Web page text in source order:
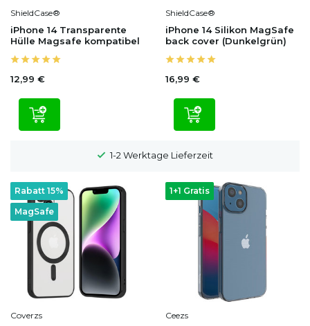
ShieldCase®
iPhone 14 Transparente
Hülle Magsafe kompatibel
12,99 €
ShieldCase®
iPhone 14 Silikon MagSafe
back cover (Dunkelgrün)
16,99 €
100 Tage Widerrufsrecht
MagSafe
Rabatt 15%
Coverzs
1+1 Gratis
Ceezs